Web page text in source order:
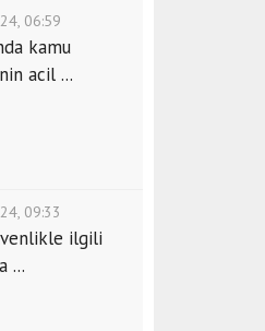
06:59
kamu
acil ...
09:33
ilgili
...